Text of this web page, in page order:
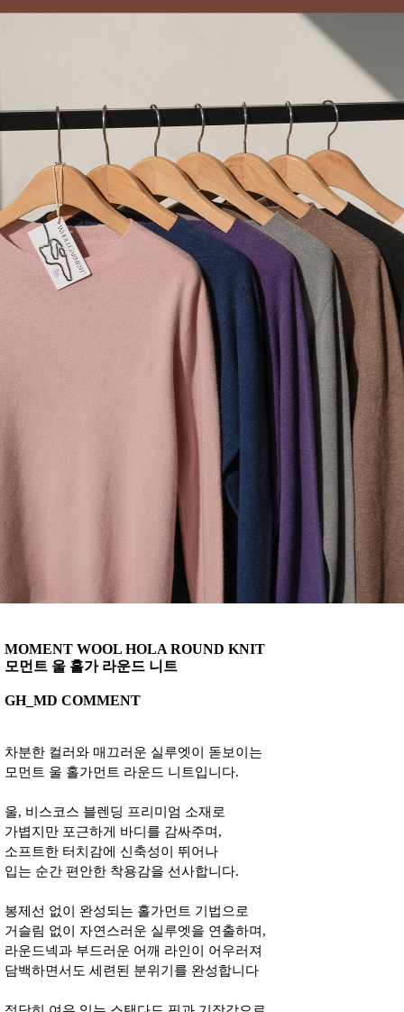
MOMENT WOOL HOLA ROUND KNIT
모먼트 울 홀가 라운드 니트
GH_MD COMMENT
차분한 컬러와 매끄러운 실루엣이 돋보이는
모먼트 울 홀가먼트 라운드 니트입니다.
울, 비스코스 블렌딩 프리미엄 소재로
가볍지만 포근하게 바디를 감싸주며,
소프트한 터치감에 신축성이 뛰어나
입는 순간 편안한 착용감을 선사합니다.
봉제선 없이 완성되는 홀가먼트 기법으로
거슬림 없이 자연스러운 실루엣을 연출하며,
라운드넥과 부드러운 어깨 라인이 어우러져
담백하면서도 세련된 분위기를 완성합니다